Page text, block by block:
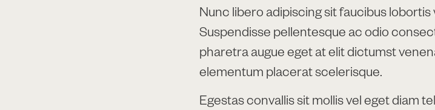
Nunc libero adipiscing sit faucibus lobortis
Suspendisse pellentesque ac odio
pharetra augue eget at elit dictumst
elementum placerat scelerisque.
Egestas convallis sit mollis vel eget diam